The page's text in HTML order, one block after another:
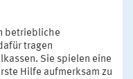
betriebliche
tragen
Sie spielen eine
Hilfe aufmerksam zu